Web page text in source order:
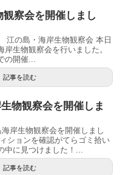
察会を開催しまし
江の島・海岸生物観察会 本日
岸生物観察会を行いました。
の開催...
記事を読む
物観察会を開催しま
岸生物観察会を開催しまし
ションを確認がてらゴミ拾い
中に見つけました！...
記事を読む